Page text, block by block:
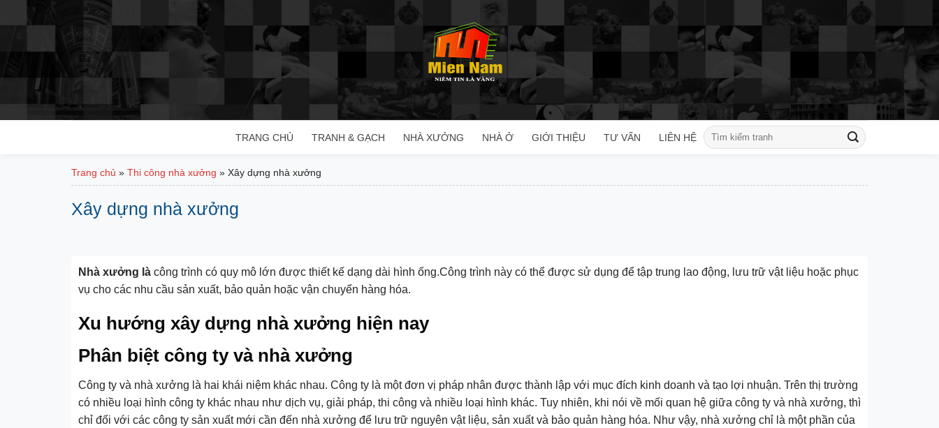
qua
TRANG CHỦ TRANH & GẠCH NHÀ XƯỞNG NHÀ Ở GIỚI THIỆU TƯ VẤN LIÊN HỆ
Tìm
kiếm:
Trang chủ » Thi công nhà xưởng » Xây dựng nhà xưởng
Xây dựng nhà xưởng
Nhà xưởng là công trình có quy mô lớn được thiết kế dạng dài hình ống.Công trình này có thể được sử dụng để tập trung lao động, lưu trữ vật liệu hoặc phục
vụ cho các nhu cầu sản xuất, bảo quản hoặc vận chuyển hàng hóa.
Xu hướng xây dựng nhà xưởng hiện nay
Phân biệt công ty và nhà xưởng
Công ty và nhà xưởng là hai khái niệm khác nhau. Công ty là một đơn vị pháp nhân được thành lập với mục đích kinh doanh và tạo lợi nhuận. Trên thị trường
có nhiều loại hình công ty khác nhau như dịch vụ, giải pháp, thi công và nhiều loại hình khác. Tuy nhiên, khi nói về mối quan hệ giữa công ty và nhà xưởng, thì
chỉ đối với các công ty sản xuất mới cần đến nhà xưởng để lưu trữ nguyên vật liệu, sản xuất và bảo quản hàng hóa. Như vậy, nhà xưởng chỉ là một phần của